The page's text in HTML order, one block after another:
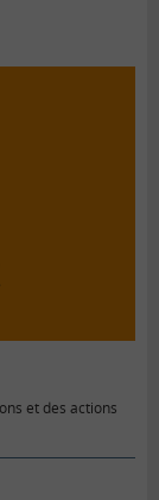
et des actions